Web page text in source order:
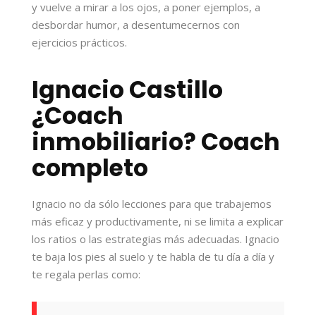
y vuelve a mirar a los ojos, a poner ejemplos, a
desbordar humor, a desentumecernos con
ejercicios prácticos.
Ignacio Castillo
¿Coach
inmobiliario? Coach
completo
Ignacio no da sólo lecciones para que trabajemos
más eficaz y productivamente, ni se limita a explicar
los ratios o las estrategias más adecuadas. Ignacio
te baja los pies al suelo y te habla de tu día a día y
te regala perlas como: